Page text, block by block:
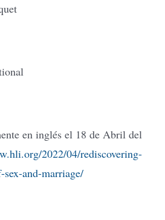
en inglés el 18 de Abril del
2022/04/rediscovering-
and-marriage/